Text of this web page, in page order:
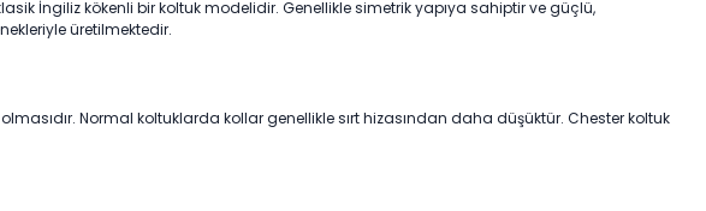
İngiliz kökenli bir koltuk modelidir. Genellikle simetrik yapıya sahiptir ve güçlü,
üretilmektedir.
Normal koltuklarda kollar genellikle sırt hizasından daha düşüktür. Chester koltuk